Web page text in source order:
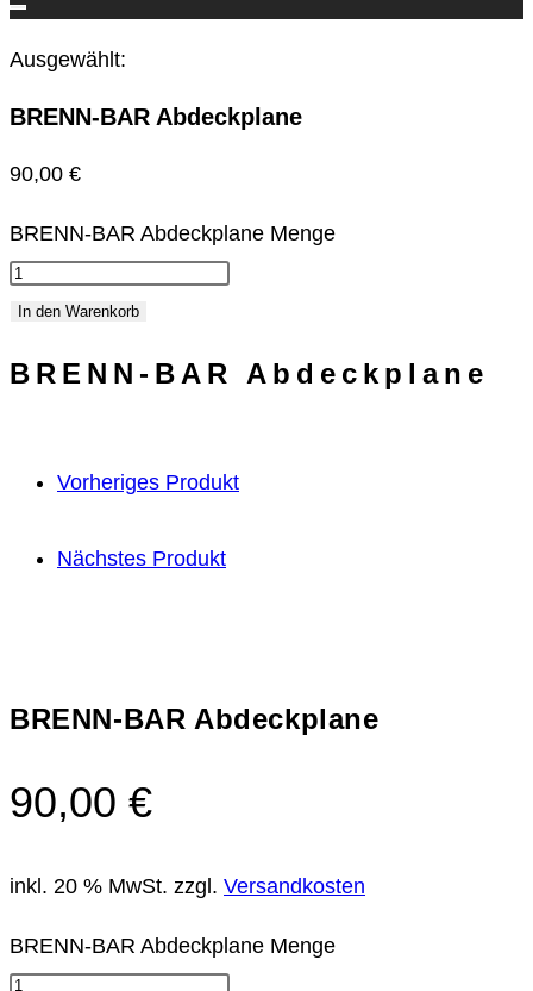
Ausgewählt:
BRENN-BAR Abdeckplane
90,00 €
BRENN-BAR Abdeckplane Menge
In den Warenkorb
BRENN-BAR Abdeckplane
Vorheriges Produkt
Nächstes Produkt
BRENN-BAR Abdeckplane
90,00 €
inkl. 20 % MwSt. zzgl. Versandkosten
BRENN-BAR Abdeckplane Menge